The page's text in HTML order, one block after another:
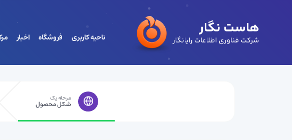
ناحیه کاربری فروشگاه اخبار
مرحله یک
شکل محصول